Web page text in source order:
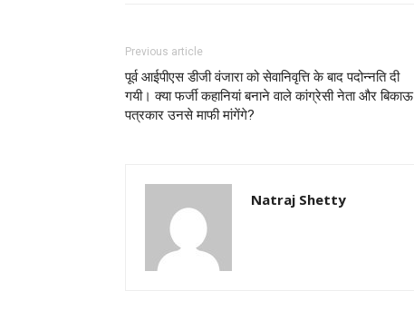
Previous article
पूर्व आईपीएस डीजी वंजारा को सेवानिवृत्ति के बाद पदोन्नति दी
गयी। क्या फर्जी कहानियां बनाने वाले कांग्रेसी नेता और बिकाऊ
पत्रकार उनसे माफी मांगेंगे?
Natraj Shetty